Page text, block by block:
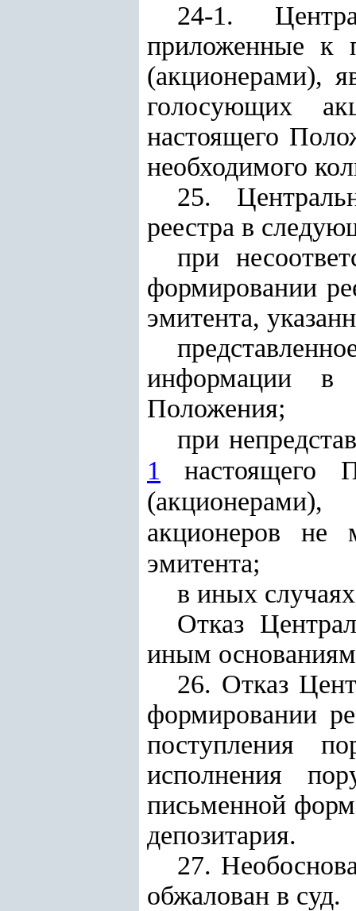
24-1.
приложенные к
(акционерами),
голосующих
настоящего
необходимого
25.
реестра в
при
формировании
эмитента,
информации в
Положения;
при
1
настоящего
акционеров не
эмитента;
в иных
Отказ
иным основаниям
26. Отказ
формировании
поступления
исполнения
письменной
депозитария.
27.
обжалован в суд.